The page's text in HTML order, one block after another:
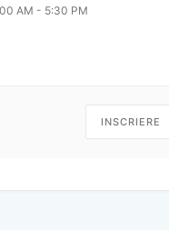
AM - 5:30 PM
INSCRIERE